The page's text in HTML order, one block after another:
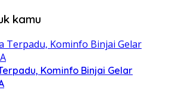
kamu
Kominfo Binjai Gelar